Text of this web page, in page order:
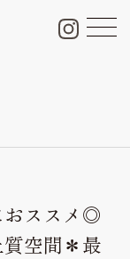
おススメ◎
空間＊最